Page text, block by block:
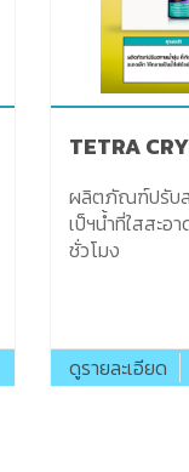
TETRA
ผลิตภัณฑ์ปรับส
เป็ฯน้ำที่ใสสะอ
ชั่วโมง
ดูรายละเอียด